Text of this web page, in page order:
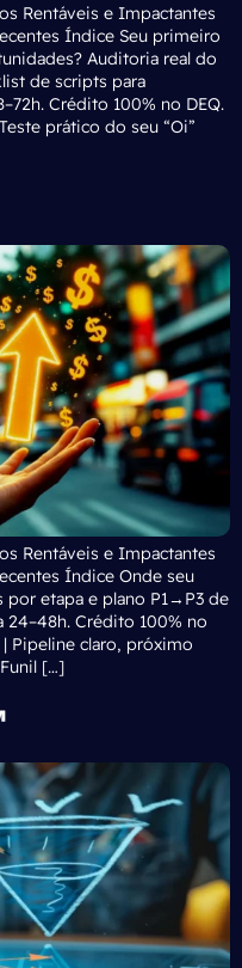
Rentáveis e Impactantes
Índice Seu primeiro
Auditoria real do
de scripts para
Crédito 100% no DEQ.
prático do seu “Oi”
Rentáveis e Impactantes
Índice Onde seu
por etapa e plano P1→P3 de
24–48h. Crédito 100% no
| Pipeline claro, próximo
[…]